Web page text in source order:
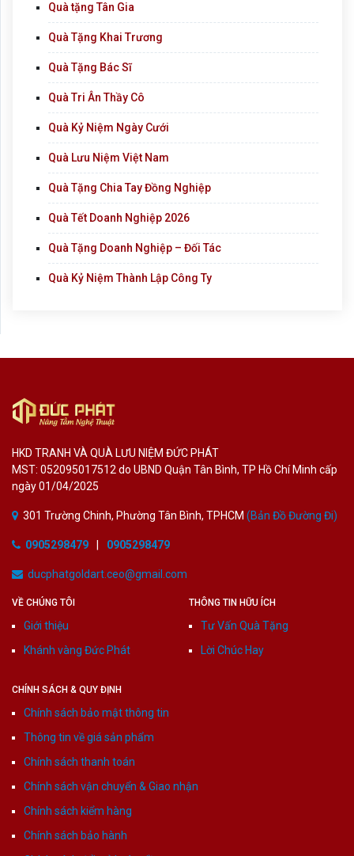
Quà tặng Tân Gia
Quà Tặng Khai Trương
Quà Tặng Bác Sĩ
Quà Tri Ân Thầy Cô
Quà Kỷ Niệm Ngày Cưới
Quà Lưu Niệm Việt Nam
Quà Tặng Chia Tay Đồng Nghiệp
Quà Tết Doanh Nghiệp 2026
Quà Tặng Doanh Nghiệp – Đối Tác
Quà Kỷ Niệm Thành Lập Công Ty
HKD TRANH VÀ QUÀ LƯU NIỆM ĐỨC PHÁT
MST: 052095017512 do UBND Quận Tân Bình, TP Hồ Chí Minh cấp
ngày 01/04/2025
301 Trường Chinh, Phường Tân Bình, TPHCM (Bản Đồ Đường Đi)
0905298479 0905298479
ducphatgoldart.ceo@gmail.com
VỀ CHÚNG TÔI
Giới thiệu
Khánh vàng Đức Phát
THÔNG TIN HỮU ÍCH
Tư Vấn Quà Tặng
Lời Chúc Hay
CHÍNH SÁCH & QUY ĐỊNH
Chính sách bảo mật thông tin
Thông tin về giá sản phẩm
Chính sách thanh toán
Chính sách vận chuyển & Giao nhận
Chính sách kiểm hàng
Chính sách bảo hành